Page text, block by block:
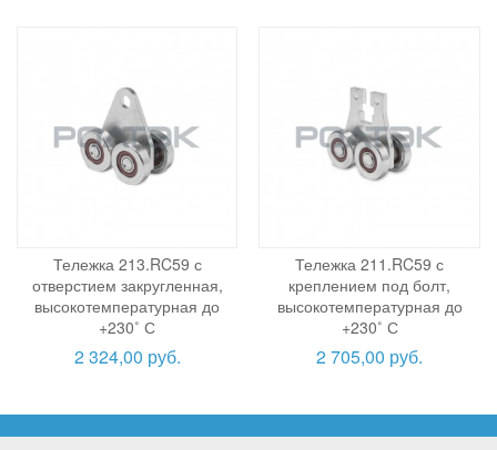
Тележка 213.RC59 с
отверстием закругленная,
высокотемпературная до
+230˚ С
2 324,00 руб.
Тележка 211.RC59 с
креплением под болт,
высокотемпературная до
+230˚ С
2 705,00 руб.